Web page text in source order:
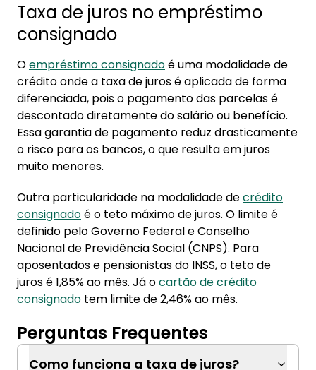
Taxa de juros no empréstimo
consignado
Oempréstimo consignadoé uma modalidade de
crédito onde a taxa de juros é aplicada de forma
diferenciada, pois o pagamento das parcelas é
descontado diretamente do salário ou benefício.
Essa garantia de pagamento reduz drasticamente
o risco para os bancos, o que resulta em juros
muito menores.
Outra particularidade na modalidade decrédito
consignadoé o teto máximo de juros. O limite é
definido pelo Governo Federal e Conselho
Nacional de Previdência Social (CNPS). Para
aposentados e pensionistas do INSS, o teto de
juros é 1,85% ao mês. Já ocartão de crédito
consignado tem limite de 2,46% ao mês.
Perguntas Frequentes
Como funciona a taxa de juros?